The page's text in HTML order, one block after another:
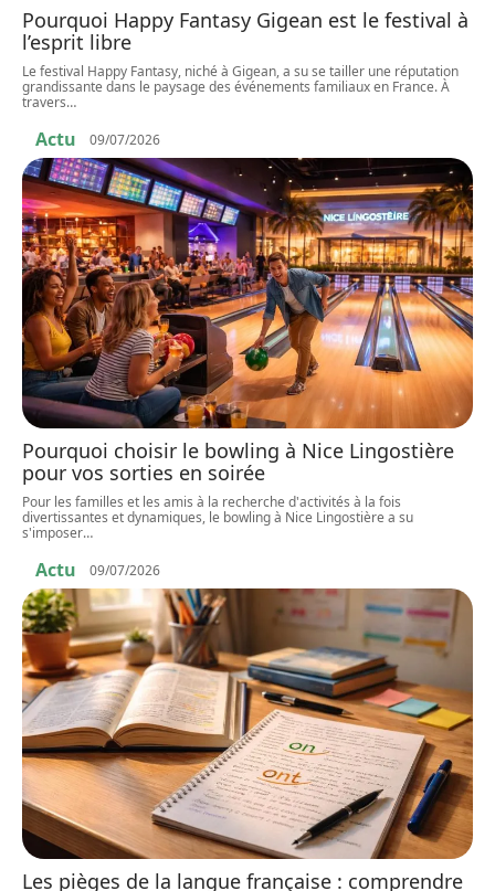
Pourquoi Happy Fantasy Gigean est le festival à
l’esprit libre
Le festival Happy Fantasy, niché à Gigean, a su se tailler une réputation
grandissante dans le paysage des événements familiaux en France. À
travers…
Actu 09/07/2026
Pourquoi choisir le bowling à Nice Lingostière
pour vos sorties en soirée
Pour les familles et les amis à la recherche d'activités à la fois
divertissantes et dynamiques, le bowling à Nice Lingostière a su
s'imposer…
Actu 09/07/2026
Les pièges de la langue française : comprendre